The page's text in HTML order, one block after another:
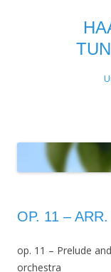
OP. 11 – ARR.
op. 11 – Prelude
orchestra